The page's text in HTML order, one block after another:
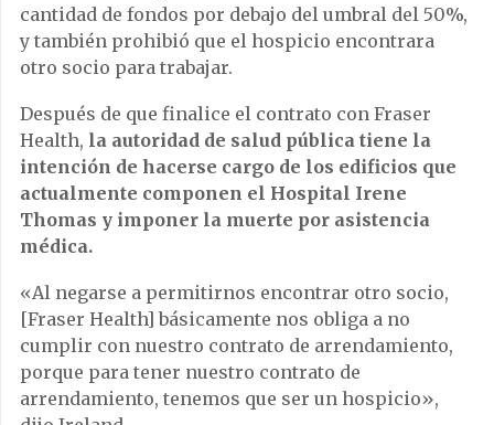
cantidad de fondos por debajo del umbral del 50%,
y también prohibió que el hospicio encontrara
otro socio para trabajar.
Después de que finalice el contrato con Fraser
Health, la autoridad de salud pública tiene la
intención de hacerse cargo de los edificios que
actualmente componen el Hospital Irene
Thomas y imponer la muerte por asistencia
médica.
«Al negarse a permitirnos encontrar otro socio,
[Fraser Health] básicamente nos obliga a no
cumplir con nuestro contrato de arrendamiento,
porque para tener nuestro contrato de
arrendamiento, tenemos que ser un hospicio»,